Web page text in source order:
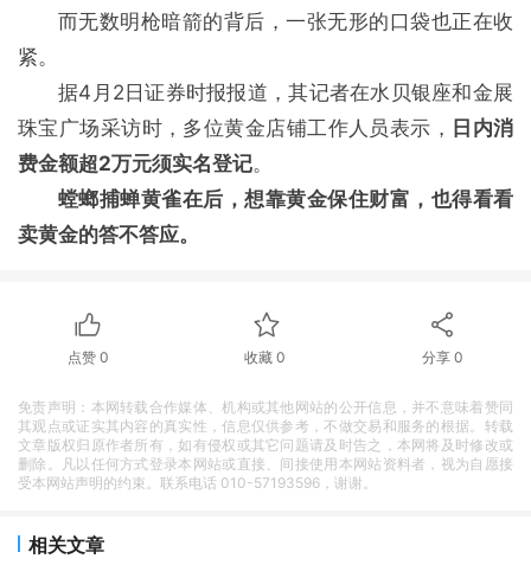
而无数明枪暗箭的背后，一张无形的口袋也正在收
紧。
据4月2日证券时报报道，其记者在水贝银座和金展
珠宝广场采访时，多位黄金店铺工作人员表示， 日内消
费金额超2万元须实名登记。
螳螂捕蝉黄雀在后，想靠黄金保住财富，也得看看
卖黄金的答不答应。
点赞0 收藏0 分享 0
免责声明：本网转载合作媒体、机构或其他网站的公开信息，并不意味着赞同
其观点或证实其内容的真实性，信息仅供参考，不做交易和服务的根据。转载
文章版权归原作者所有，如有侵权或其它问题请及时告之，本网将及时修改或
删除。凡以任何方式登录本网站或直接、间接使用本网站资料者，视为自愿接
受本网站声明的约束。联系电话 010-57193596，谢谢。
相关文章